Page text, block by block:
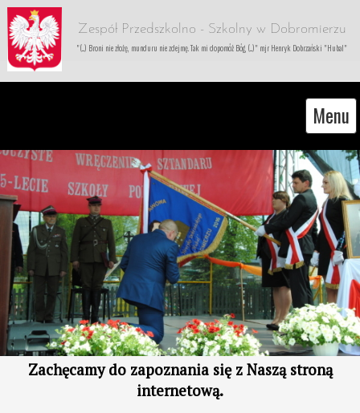
Zespół Przedszkolno - Szkolny w Dobromierzu
"(...) Broni nie złożę, munduru nie zdejmę. Tak mi dopomóż Bóg (...)" mjr Henryk Dobrzański "Hubal"
Menu
Zachęcamy do zapoznania się z Naszą stroną
internetową.